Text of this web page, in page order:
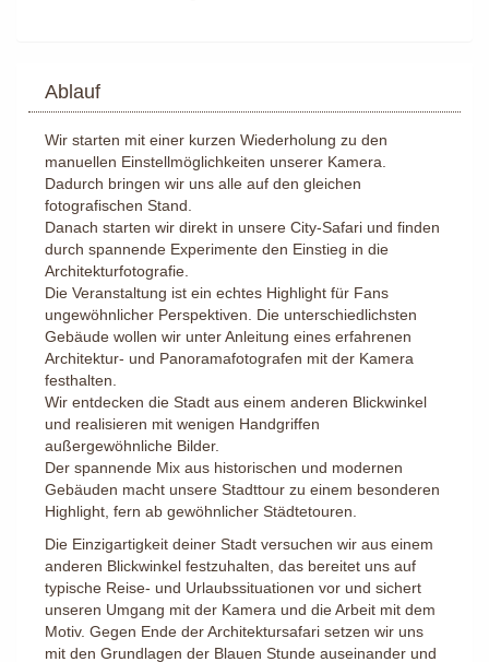
Ablauf
Wir starten mit einer kurzen Wiederholung zu den
manuellen Einstellmöglichkeiten unserer Kamera.
Dadurch bringen wir uns alle auf den gleichen
fotografischen Stand.
Danach starten wir direkt in unsere City-Safari und finden
durch spannende Experimente den Einstieg in die
Architekturfotografie.
Die Veranstaltung ist ein echtes Highlight für Fans
ungewöhnlicher Perspektiven. Die unterschiedlichsten
Gebäude wollen wir unter Anleitung eines erfahrenen
Architektur- und Panoramafotografen mit der Kamera
festhalten.
Wir entdecken die Stadt aus einem anderen Blickwinkel
und realisieren mit wenigen Handgriffen
außergewöhnliche Bilder.
Der spannende Mix aus historischen und modernen
Gebäuden macht unsere Stadttour zu einem besonderen
Highlight, fern ab gewöhnlicher Städtetouren.
Die Einzigartigkeit deiner Stadt versuchen wir aus einem
anderen Blickwinkel festzuhalten, das bereitet uns auf
typische Reise- und Urlaubssituationen vor und sichert
unseren Umgang mit der Kamera und die Arbeit mit dem
Motiv. Gegen Ende der Architektursafari setzen wir uns
mit den Grundlagen der Blauen Stunde auseinander und